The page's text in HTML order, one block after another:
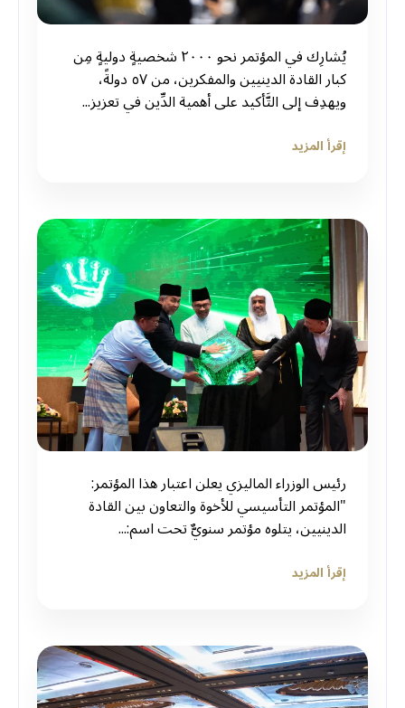
يُشارِك في المؤتمر نحو ٢٠٠٠ شخصيةٍ دوليةٍ مِن
كبار القادة الدينيين والمفكرين، من ٥٧ دولةً،
ويهدِف إلى التَّأكيد على أهمية الدِّين في تعزيز...
إقرأ المزيد
رئيس الوزراء الماليزي يعلن اعتبار هذا المؤتمر:
"المؤتمر التأسيسي للأخوة والتعاون بين القادة
الدينيين، يتلوه مؤتمر سنويٌّ تحت اسم:...
إقرأ المزيد